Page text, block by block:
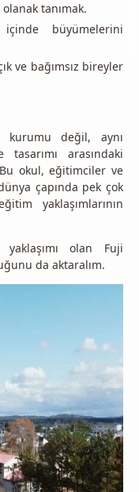
tanımak.
büyümelerini
ve bağımsız bireyler
değil, aynı
arasındaki
okul, eğitimciler ve
çapında pek çok
yaklaşımlarının
olan Fuji
da aktaralım.